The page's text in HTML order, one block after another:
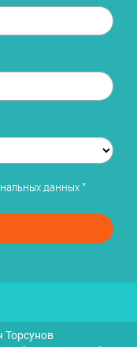
данных*
Торсунов